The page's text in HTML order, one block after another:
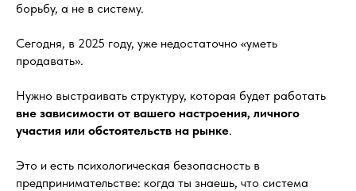
борьбу, а не в систему.
Сегодня, в 2025 году, уже недостаточно «уметь
продавать».
Нужно выстраивать структуру, которая будет работать
вне зависимости от вашего настроения, личного
участия или обстоятельств на рынке.
Это и есть психологическая безопасность в
предпринимательстве: когда ты знаешь, что система